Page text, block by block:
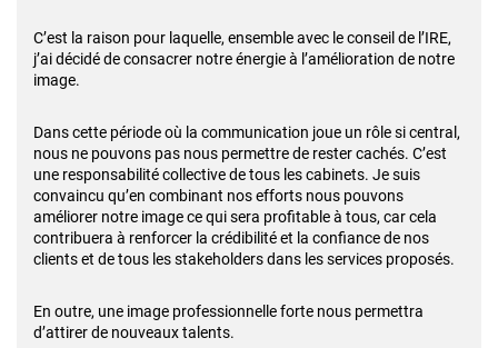
C’est la raison pour laquelle, ensemble avec le conseil de l’IRE,
j’ai décidé de consacrer notre énergie à l’amélioration de notre
image.
Dans cette période où la communication joue un rôle si central,
nous ne pouvons pas nous permettre de rester cachés. C’est
une responsabilité collective de tous les cabinets. Je suis
convaincu qu’en combinant nos efforts nous pouvons
améliorer notre image ce qui sera profitable à tous, car cela
contribuera à renforcer la crédibilité et la confiance de nos
clients et de tous les stakeholders dans les services proposés.
En outre, une image professionnelle forte nous permettra
d’attirer de nouveaux talents.